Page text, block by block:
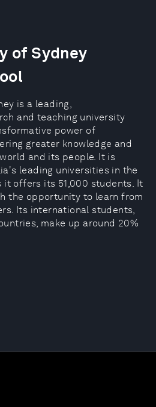
of Sydney
is a leading,
and teaching university
power of
greater knowledge and
and its people. It is
leading universities in the
offers its 51,000 students. It
the opportunity to learn from
Its international students,
make up around 20%